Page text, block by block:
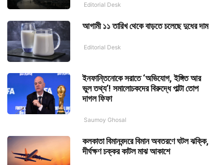
Editorial Desk
আগামী ১১ তারিখ থেকে বাড়তে চলেছে দুধের দাম
Editorial Desk
ইনফান্তিনোকে সরাতে ‘অভিযোগ, ইঙ্গিত আর
ভুল তথ্য’! সমালোচকদের বিরুদ্ধে পাল্টা তোপ
দাগল ফিফা
Saumoy Ghosal
কলকাতা বিমানবন্দরে বিমান অবতরণে ঘটল ঝক্কি,
দীর্ঘক্ষণ চক্কর কাটল মাঝ আকাশে